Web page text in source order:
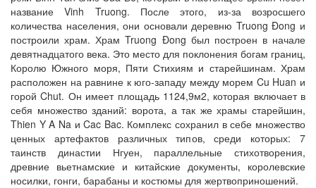
название Vinh Truong. После этого, из-за возросшего
количества населения, они основали деревню Truong Đong и
построили храм. Храм Truong Đong был построен в начале
девятнадцатого века. Это место для поклонения богам границ,
Королю Южного моря, Пяти Стихиям и старейшинам. Храм
расположен на равнине к юго-западу между морем Cu Huan и
горой Chut. Он имеет площадь 1124,9м2, которая включает в
себя множество зданий: ворота, а так же храмы старейшин,
Thien Y A Na и Cac Bac. Комплекс сохранил в себе множество
ценных артефактов различных типов, среди которых: 7
таинств династии Нгуен, параллельные стихотворения,
древние вьетнамские и китайские документы, королевские
носилки, гонги, барабаны и костюмы для жертвоприношений.